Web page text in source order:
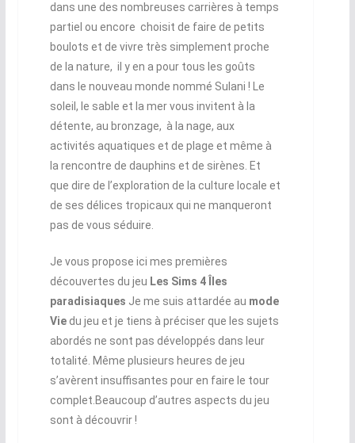
dans une des nombreuses carrières à temps
partiel ou encore choisit de faire de petits
boulots et de vivre très simplement proche
de la nature, il y en a pour tous les goûts
dans le nouveau monde nommé Sulani ! Le
soleil, le sable et la mer vous invitent à la
détente, au bronzage, à la nage, aux
activités aquatiques et de plage et même à
la rencontre de dauphins et de sirènes. Et
que dire de l’exploration de la culture locale et
de ses délices tropicaux qui ne manqueront
pas de vous séduire.
Je vous propose ici mes premières
découvertes du jeu Les Sims 4 Îles
paradisiaques Je me suis attardée au mode
Viedu jeu et je tiens à préciser que les sujets
abordés ne sont pas développés dans leur
totalité. Même plusieurs heures de jeu
s’avèrent insuffisantes pour en faire le tour
complet.Beaucoup d’autres aspects du jeu
sont à découvrir !